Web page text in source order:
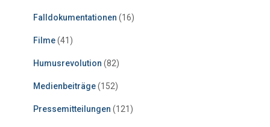
Falldokumentationen (16)
Filme(41)
Humusrevolution (82)
Medienbeiträge(152)
Pressemitteilungen (121)